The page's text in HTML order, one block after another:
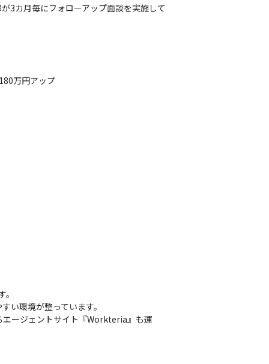
3カ月毎にフォローアップ面談を実施して
万円アップ
い環境が整っています。
エージェントサイト『Workteria』も運